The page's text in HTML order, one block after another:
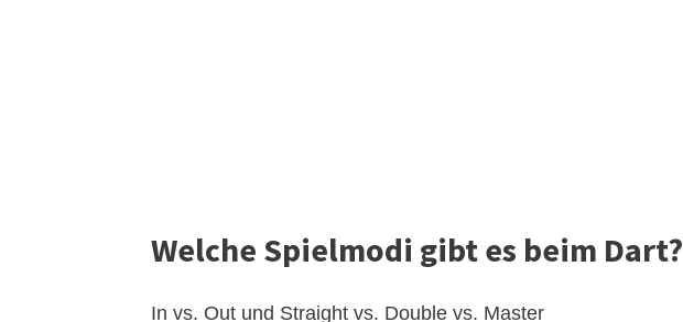
Welche Spielmodi gibt es beim Dart?
In vs. Out und Straight vs. Double vs. Master